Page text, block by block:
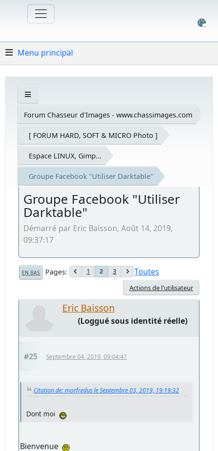
Menu principal
Forum Chasseur d'Images - www.chassimages.com
[ FORUM HARD, SOFT & MICRO Photo ]
Espace LINUX, Gimp...
Groupe Facebook "Utiliser Darktable"
Groupe Facebook "Utiliser
Darktable"
Démarré par Eric Baisson, Août 14, 2019,
09:37:17
EN BAS Pages 1 2 3 Toutes
Actions de l'utilisateur
Eric Baisson
(Loggué sous identité réelle)
#25 Septembre 04, 2019, 09:04:47
Citation de: morfredus le Septembre 03, 2019, 19:19:32
Dont moi
Bienvenue